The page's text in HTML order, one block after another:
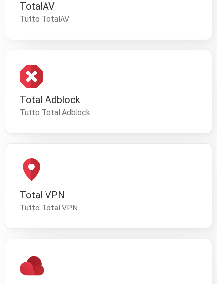
TotalAV
Tutto TotalAV
Total Adblock
Tutto Total Adblock
Total VPN
Tutto Total VPN